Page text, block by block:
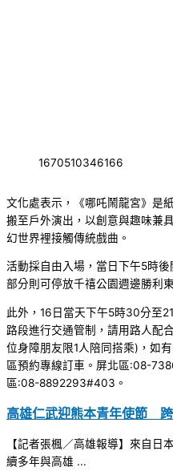
1670510346166
文化處表示，《哪吒鬧龍宮》是
搬至戶外演出，以創意與趣味兼
幻世界裡接觸傳統戲曲。
活動採自由入場，當日下午5時
部分則可停放千禧公園週邊勝利
此外，16日當天下午5時30分至
路段進行交通管制，請用路人配
位身障朋友限1人陪同搭乘)，如
區預約專線訂車。屏北區:08-
區:08-8892293#403。
高雄仁武迎熊本青年使節
【記者張楓／高雄報導】來自日
續多年與高雄 ...